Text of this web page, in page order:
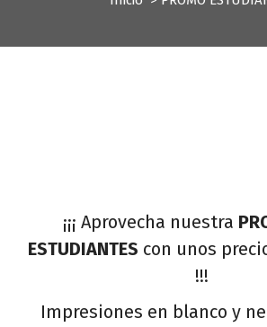
¡¡¡ Aprovecha nuestra
ESTUDIANTES con unos
!!!
Impresiones en blanco y